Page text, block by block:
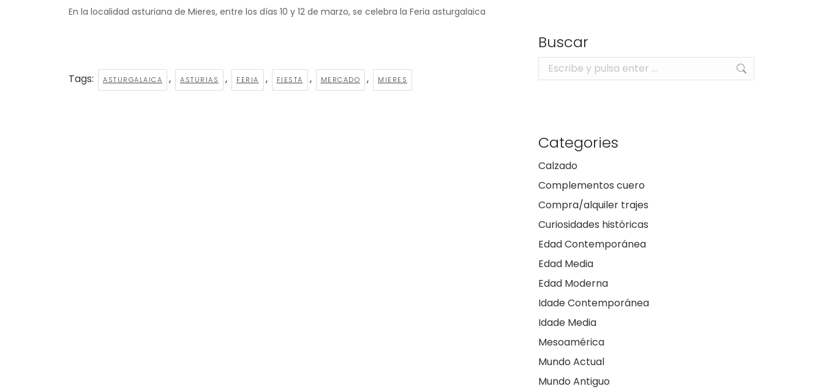
En la localidad asturiana de Mieres, entre los días 10 y 12 de marzo, se celebra la Feria asturgalaica
Tags: ASTURGALAICA , ASTURIAS , FERIA , FIESTA , MERCADO , MIERES
Buscar
Buscar:
Categories
Calzado
Complementos cuero
Compra/alquiler trajes
Curiosidades históricas
Edad Contemporánea
Edad Media
Edad Moderna
Idade Contemporánea
Idade Media
Mesoamérica
Mundo Actual
Mundo Antiguo